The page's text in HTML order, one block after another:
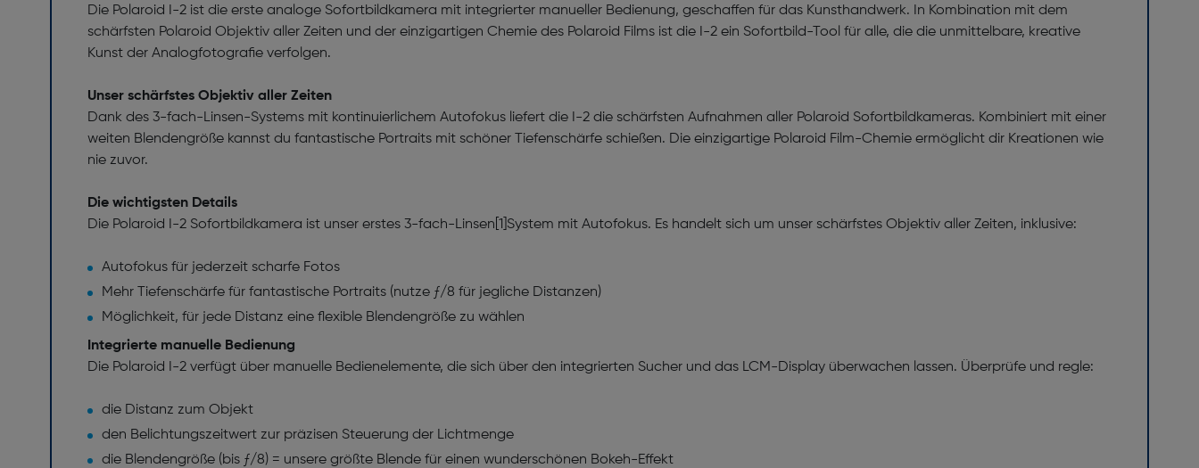
Die Polaroid I-2 ist die erste analoge Sofortbildkamera mit integrierter manueller Bedienung, geschaffen für das Kunsthandwerk. In Kombination mit dem
schärfsten Polaroid Objektiv aller Zeiten und der einzigartigen Chemie des Polaroid Films ist die I-2 ein Sofortbild-Tool für alle, die die unmittelbare, kreative
Kunst der Analogfotografie verfolgen.
Unser schärfstes Objektiv aller Zeiten
Dank des 3-fach-Linsen-Systems mit kontinuierlichem Autofokus liefert die I-2 die schärfsten Aufnahmen aller Polaroid Sofortbildkameras. Kombiniert mit einer
weiten Blendengröße kannst du fantastische Portraits mit schöner Tiefenschärfe schießen. Die einzigartige Polaroid Film-Chemie ermöglicht dir Kreationen wie
nie zuvor.
Die wichtigsten Details
Die Polaroid I-2 Sofortbildkamera ist unser erstes 3-fach-Linsen[1]System mit Autofokus. Es handelt sich um unser schärfstes Objektiv aller Zeiten, inklusive:
Autofokus für jederzeit scharfe Fotos
Mehr Tiefenschärfe für fantastische Portraits (nutze ƒ/8 für jegliche Distanzen)
Möglichkeit, für jede Distanz eine flexible Blendengröße zu wählen
Integrierte manuelle Bedienung
Die Polaroid I-2 verfügt über manuelle Bedienelemente, die sich über den integrierten Sucher und das LCM-Display überwachen lassen. Überprüfe und regle:
die Distanz zum Objekt
den Belichtungszeitwert zur präzisen Steuerung der Lichtmenge
die Blendengröße (bis ƒ/8) = unsere größte Blende für einen wunderschönen Bokeh-Effekt